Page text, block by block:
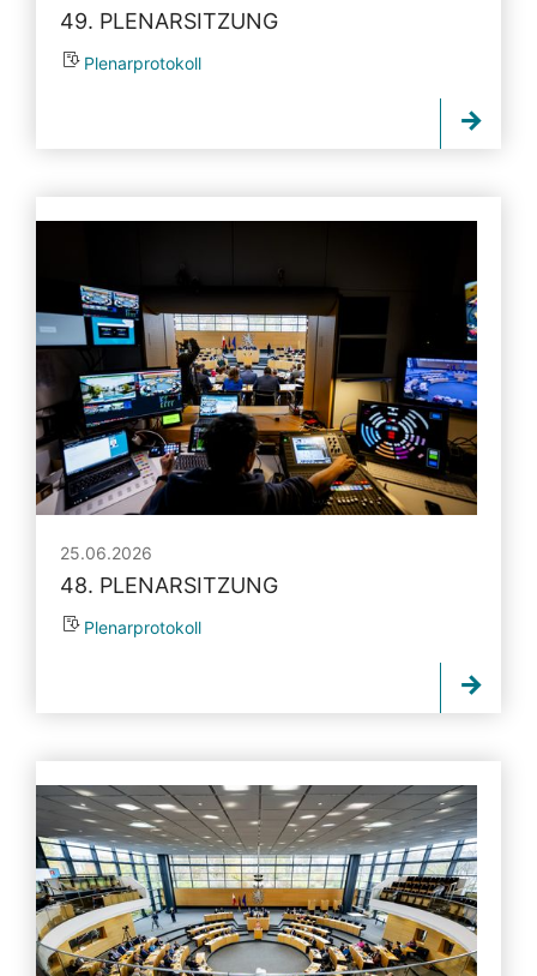
49. PLENARSITZUNG
Plenarprotokoll
25.06.2026
48. PLENARSITZUNG
Plenarprotokoll